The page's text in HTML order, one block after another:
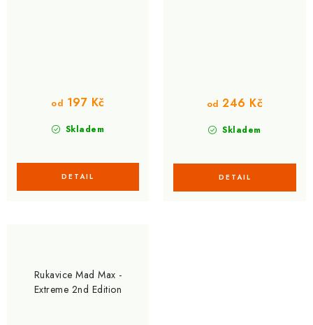
Skladem
od 197 Kč
Skladem
od 246 Kč
Rukavice Mad Max -
Extreme 2nd Edition